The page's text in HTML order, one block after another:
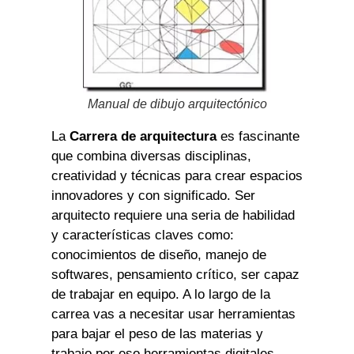
Manual de dibujo arquitectónico
La Carrera de arquitecturaes fascinante
que combina diversas disciplinas,
creatividad y técnicas para crear espacios
innovadores y con significado. Ser
arquitecto requiere una seria de habilidad
y características claves como:
conocimientos de diseño, manejo de
softwares, pensamiento crítico, ser capaz
de trabajar en equipo. A lo largo de la
carrea vas a necesitar usar herramientas
para bajar el peso de las materias y